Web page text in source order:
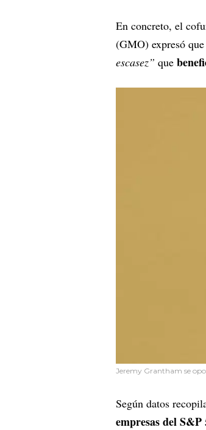
En concreto, el
(GMO) expresó
escasez” que
Jeremy Grantham se
Según datos
empresas del